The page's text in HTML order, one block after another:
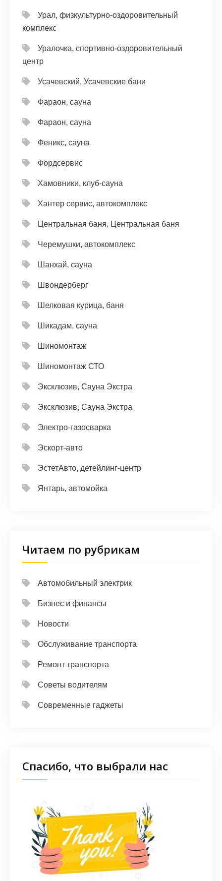
Урал, физкультурно-оздоровительный
комплекс
Уралочка, спортивно-оздоровительный
центр
Усачевский, Усачевские бани
Фараон, сауна
Фараон, сауна
Феникс, сауна
Фордсервис
Хамовники, клуб-сауна
Хантер сервис, автокомплекс
Центральная баня, Центральная баня
Черемушки, автокомплекс
Шанхай, сауна
Швондерберг
Шелковая курица, баня
Шикадам, сауна
Шиномонтаж
Шиномонтаж СТО
Эксклюзив, Сауна Экстра
Эксклюзив, Сауна Экстра
Электро-газосварка
Эскорт-авто
ЭстетАвто, детейлинг-центр
Янтарь, автомойка
Читаем по рубрикам
Автомобильный электрик
Бизнес и финансы
Новости
Обслуживание транспорта
Ремонт транспорта
Советы водителям
Современные гаджеты
Спасибо, что выбрали нас